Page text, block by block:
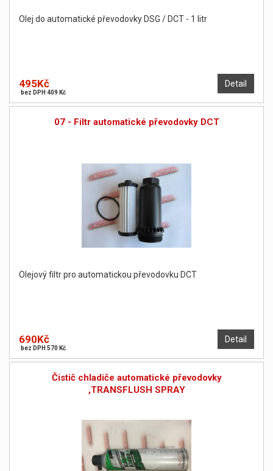
Olej do automatické převodovky DSG / DCT - 1 litr
Detail
495Kč
bez DPH 409 Kč
07 - Filtr automatické převodovky DCT
Olejový filtr pro automatickou převodovku DCT
Detail
690Kč
bez DPH 570 Kč
Čistič chladiče automatické převodovky
,TRANSFLUSH SPRAY